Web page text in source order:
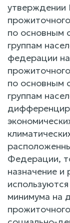
утверждении
по основным
группам
федерации
по основным
группам
Федерации,
назначение и
минимума на